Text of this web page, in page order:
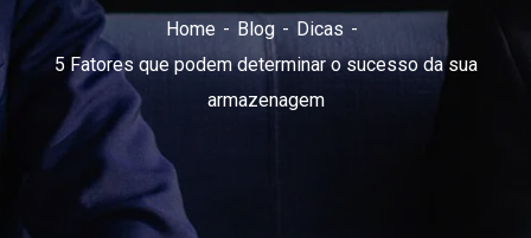
Home Blog
Dicas
5 Fatores que podem determinar o sucesso da sua
armazenagem